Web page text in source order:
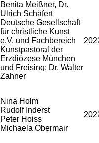
Benita Meißner, Dr.
Ulrich Schäfert
Deutsche Gesellschaft
für christliche Kunst
e.V. und Fachbereich
Kunstpastoral der
Erzdiözese München
und Freising: Dr. Walter
Zahner
Nina Holm
Rudolf Inderst
Peter Hoiss
Michaela Obermair